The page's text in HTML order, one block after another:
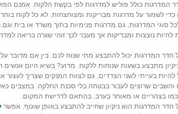
המדרגות כולל פוליש למדרגות לפי בקשת הלקוח. אמנם
כדי לשמור על מדרגות מבריקות ומצוחצחות. לא כל לקוח
סוגי המדרגות, גם מדרגות פנימיות בתוך משרד או בית
להיות נוצצות ומבריקות אך מעבר לכך זוהי שגרה בריאה
חדר המדרגות יכול להתבצע מתי שנוח לכם. בין אם מדובר על
מתבצע בשעות שנוחות ללקוח. מדוע? בשיא היום
להיות בעייתי לשני הצדדים, גם לצוות המנקים שצריך לעצור
והשבים שרוצים לעבור בבטחה בלי סכנת החלקה. במצבים
בצהריים או מאוחר בערב, בהתאם לדרישת המקום.
חדר המדרגות הוא ניקיון שחייב להתבצע באופן שוטף. אפשר